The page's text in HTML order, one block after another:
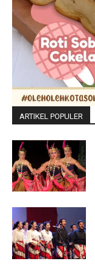
ARTIKEL POPULER